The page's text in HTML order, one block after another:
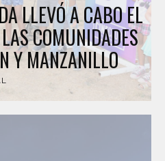
LLEVÓ A CABO EL
COMUNIDADES
Y MANZANILLO